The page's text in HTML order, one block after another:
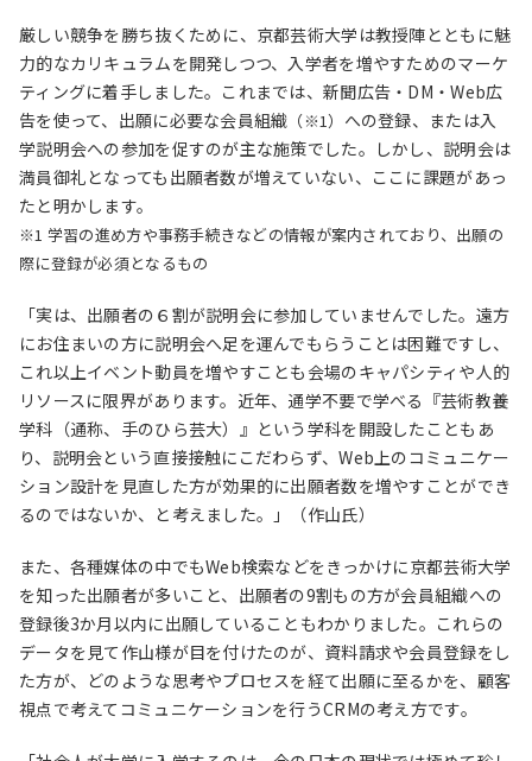
厳しい競争を勝ち抜くために、京都芸術大学は教授陣とともに魅
力的なカリキュラムを開発しつつ、入学者を増やすためのマーケ
ティングに着手しました。これまでは、新聞広告・DM・Web広
告を使って、出願に必要な会員組織 （※1） への登録、または入
学説明会への参加を促すのが主な施策でした。しかし、説明会は
満員御礼となっても出願者数が増えていない、ここに課題があっ
たと明かします。
※1 学習の進め方や事務手続きなどの情報が案内されており、出願の
際に登録が必須となるもの
「実は、出願者の６割が説明会に参加していませんでした。遠方
にお住まいの方に説明会へ足を運んでもらうことは困難ですし、
これ以上イベント動員を増やすことも会場のキャパシティや人的
リソースに限界があります。近年、通学不要で学べる『芸術教養
学科（通称、手のひら芸大）』という学科を開設したこともあ
り、説明会という直接接触にこだわらず、Web上のコミュニケー
ション設計を見直した方が効果的に出願者数を増やすことができ
るのではないか、と考えました。」（作山氏）
また、各種媒体の中でもWeb検索などをきっかけに京都芸術大学
を知った出願者が多いこと、出願者の9割もの方が会員組織への
登録後3か月以内に出願していることもわかりました。これらの
データを見て作山様が目を付けたのが、資料請求や会員登録をし
た方が、どのような思考やプロセスを経て出願に至るかを、顧客
視点で考えてコミュニケーションを行うCRMの考え方です。